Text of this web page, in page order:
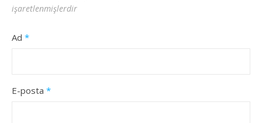
işaretlenmişlerdir
Ad *
E-posta *